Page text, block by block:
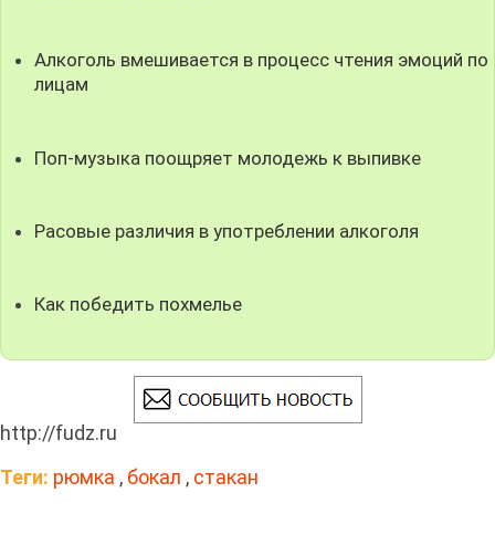
Алкоголь вмешивается в процесс чтения эмоций по
лицам
Поп-музыка поощряет молодежь к выпивке
Расовые различия в употреблении алкоголя
Как победить похмелье
http://fudz.ru
Теги: рюмка , бокал , стакан